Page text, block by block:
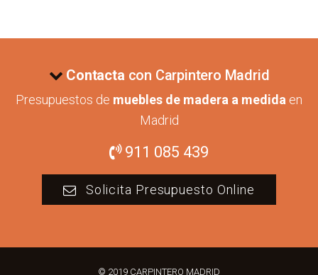
Contacta con Carpintero Madrid
Presupuestos de muebles de madera a medida en
Madrid
911 085 439
Solicita Presupuesto Online
© 2019 CARPINTERO MADRID